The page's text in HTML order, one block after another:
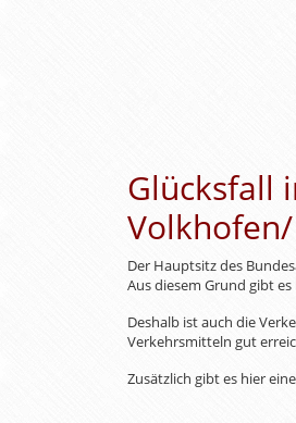
Glücksfall
Der Hauptsitz des
Aus diesem Grund gibt
Deshalb ist auch die
Verkehrsmitteln gut
Zusätzlich gibt es hier